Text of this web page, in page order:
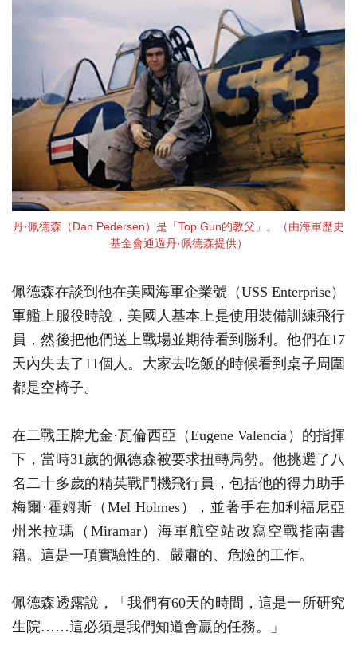
丹·佩德森（Dan Pedersen）是「Top Gun的教父」。（由海軍歷史
基金會通過丹·佩德森提供）
佩德森在談到他在美國海軍企業號（USS Enterprise）
軍艦上服役時說，美國人基本上是使用裝備訓練飛行
員，然後把他們送上戰場並期待看到勝利。他們在17
天內失去了11個人。大家去吃飯的時候看到桌子周圍
都是空椅子。
在二戰王牌尤金·瓦倫西亞（Eugene Valencia）的指揮
下，當時31歲的佩德森被要求扭轉局勢。他挑選了八
名二十多歲的精英戰鬥機飛行員，包括他的得力助手
梅爾·霍姆斯（Mel Holmes），並著手在加利福尼亞
州米拉瑪（Miramar）海軍航空站改寫空戰指南書
籍。這是一項實驗性的、嚴肅的、危險的工作。
佩德森透露說，「我們有60天的時間，這是一所研究
生院……這必須是我們知道會贏的任務。」